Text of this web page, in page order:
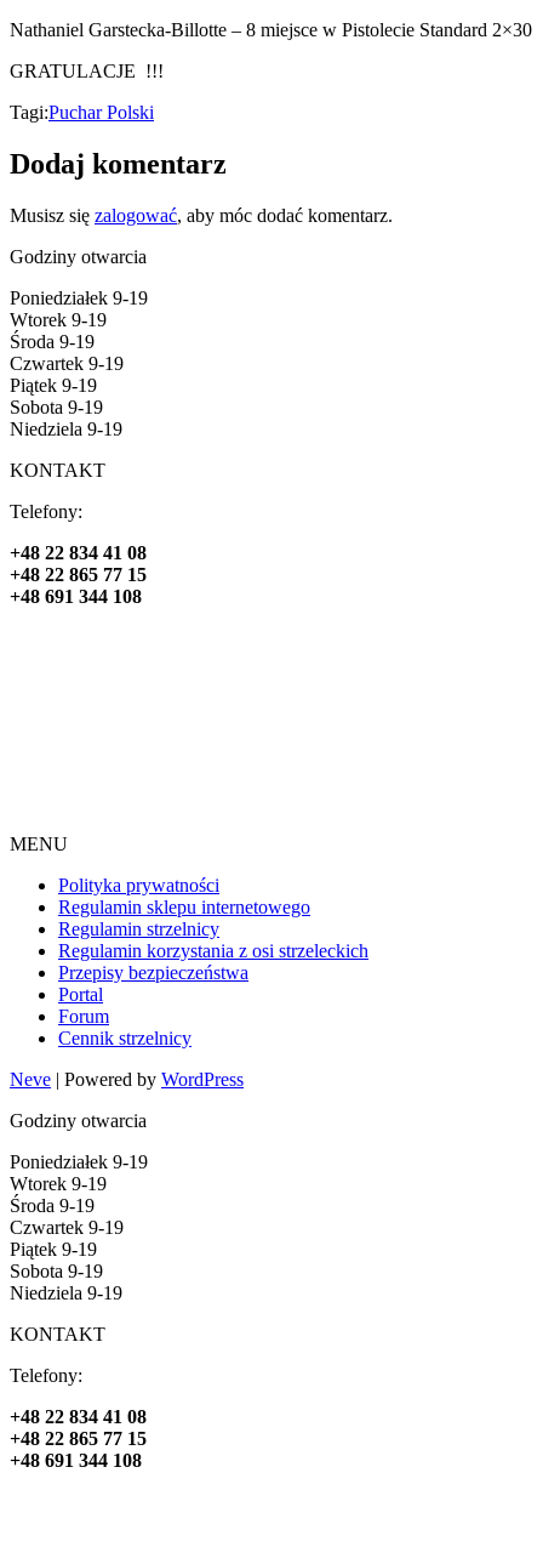
Nathaniel Garstecka-Billotte – 8 miejsce w Pistolecie Standard 2×30
GRATULACJE !!!
Tagi:Puchar Polski
Dodaj komentarz
Musisz się zalogować, aby móc dodać komentarz.
Godziny otwarcia
Poniedziałek 9-19
Wtorek 9-19
Środa 9-19
Czwartek 9-19
Piątek 9-19
Sobota 9-19
Niedziela 9-19
KONTAKT
Telefony:
+48 22 834 41 08
+48 22 865 77 15
+48 691 344 108
MENU
Polityka prywatności
Regulamin sklepu internetowego
Regulamin strzelnicy
Regulamin korzystania z osi strzeleckich
Przepisy bezpieczeństwa
Portal
Forum
Cennik strzelnicy
Neve | Powered by WordPress
Godziny otwarcia
Poniedziałek 9-19
Wtorek 9-19
Środa 9-19
Czwartek 9-19
Piątek 9-19
Sobota 9-19
Niedziela 9-19
KONTAKT
Telefony:
+48 22 834 41 08
+48 22 865 77 15
+48 691 344 108